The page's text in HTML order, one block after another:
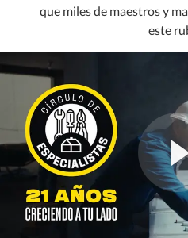
que miles de maestros y
este